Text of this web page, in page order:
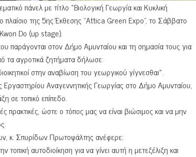
πάνελ με τίτλο «Βιολογική Γεωργία και Κυκλική
της 5ης Έκθεσης “Attica Green Expo”, το Σάββατο
Do (up stage).
παράγονται στον Δήμο Αμυνταίου και τη σημασία τους για
τα αγροτικά ζητήματα δήλωσε:
στην αναβίωση του γεωργικού γίγνεσθαι».
Αναγεννητικής Γεωργίας στο Δήμο Αμυνταίου,
σε τοπικό επίπεδο.
ώστε ο τόπος μας να είναι βιώσιμος και να μην
κ. Σπυρίδων Πρωτοψάλτης ανέφερε:
αυτοδιοίκηση για να γίνει αυτή η μετεξέλιξη και